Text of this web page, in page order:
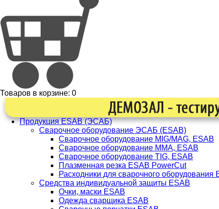
Товаров в корзине: 0
Продукция ESAB (ЭСАБ)
Сварочное оборудование ЭСАБ (ESAB)
Сварочное оборудование MIG/MAG, ESAB
Сварочное оборудование ММА, ESAB
Сварочное оборудование TIG, ESAB
Плазменная резка ESAB PowerCut
Расходники для сварочного оборудования
Средства индивидуальной защиты ESAB
Очки, маски ESAB
Одежда сварщика ESAB